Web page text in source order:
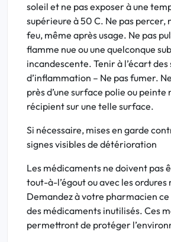
soleil et ne pas exposer à une
supérieure à 50 C. Ne pas percer,
feu, même après usage. Ne pas
flamme nue ou une quelconque
incandescente. Tenir à l’écart des
d’inflammation – Ne pas fumer.
près d’une surface polie ou peinte
récipient sur une telle surface.
Si nécessaire, mises en garde
signes visibles de détérioration
Les médicaments ne doivent pas
tout-à-l’égout ou avec les ordures
Demandez à votre pharmacien ce
des médicaments inutilisés. Ces
permettront de protéger